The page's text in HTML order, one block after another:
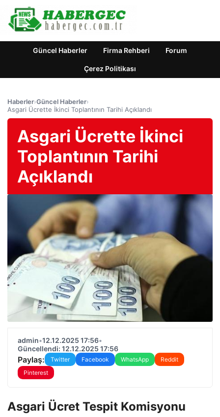
Güncel Haberler Firma Rehberi Forum
Çerez Politikası
Haberler›Güncel Haberler›
Asgari Ücrette İkinci Toplantının Tarihi Açıklandı
Asgari Ücrette İkinci
Toplantının Tarihi
Açıklandı
admin•12.12.2025 17:56•
Güncellendi: 12.12.2025 17:56
Paylaş: Twitter Facebook WhatsApp
Reddit
Pinterest
Asgari Ücret Tespit Komisyonu